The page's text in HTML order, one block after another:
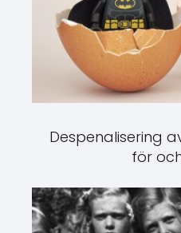
Despenalisering
för